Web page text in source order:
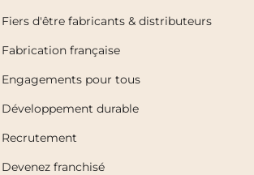
Fiers d'être fabricants & distributeurs
Fabrication française
Engagements pour tous
Développement durable
Recrutement
Devenez franchisé